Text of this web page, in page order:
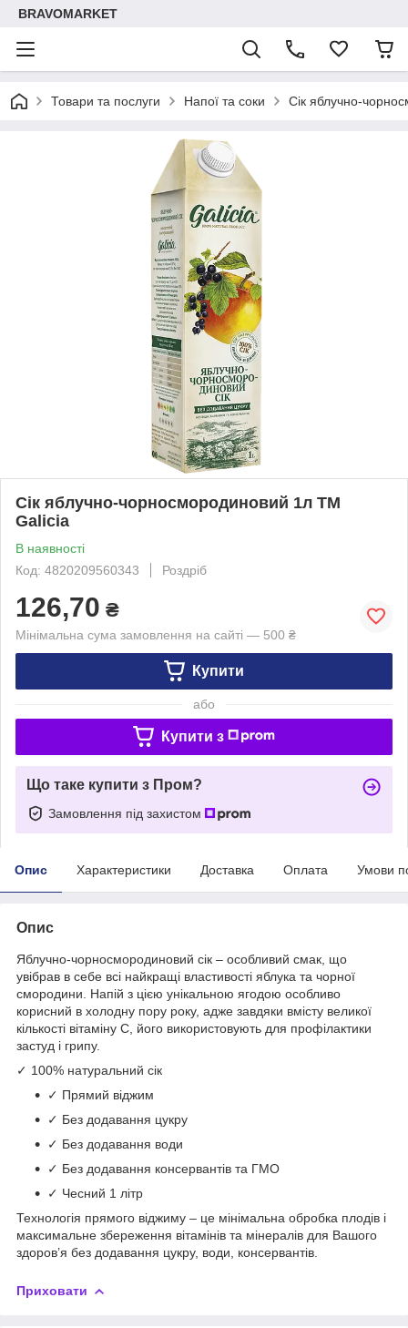
BRAVOMARKET
Товари та послуги Напої та соки Сік яблучно-
Сік яблучно-чорносмородиновий 1л ТМ
Galicia
В наявності
Код: 4820209560343
Роздріб
126,70 ₴
Мінімальна сума замовлення на сайті — 500 ₴
Купити
або
Купити з
Що таке купити з Пром?
Замовлення під захистом
Опис Характеристики Доставка Оплата Умови
Опис
Яблучно-чорносмородиновий сік – особливий смак, що
увібрав в себе всі найкращі властивості яблука та чорної
смородини. Напій з цією унікальною ягодою особливо
корисний в холодну пору року, адже завдяки вмісту великої
кількості вітаміну С, його використовують для профілактики
застуд і грипу.
✓ 100% натуральний сік
✓ Прямий віджим
✓ Без додавання цукру
✓ Без додавання води
✓ Без додавання консервантів та ГМО
✓ Чесний 1 літр
Технологія прямого віджиму – це мінімальна обробка плодів і
максимальне збереження вітамінів та мінералів для Вашого
здоров’я без додавання цукру, води, консервантів.
Приховати